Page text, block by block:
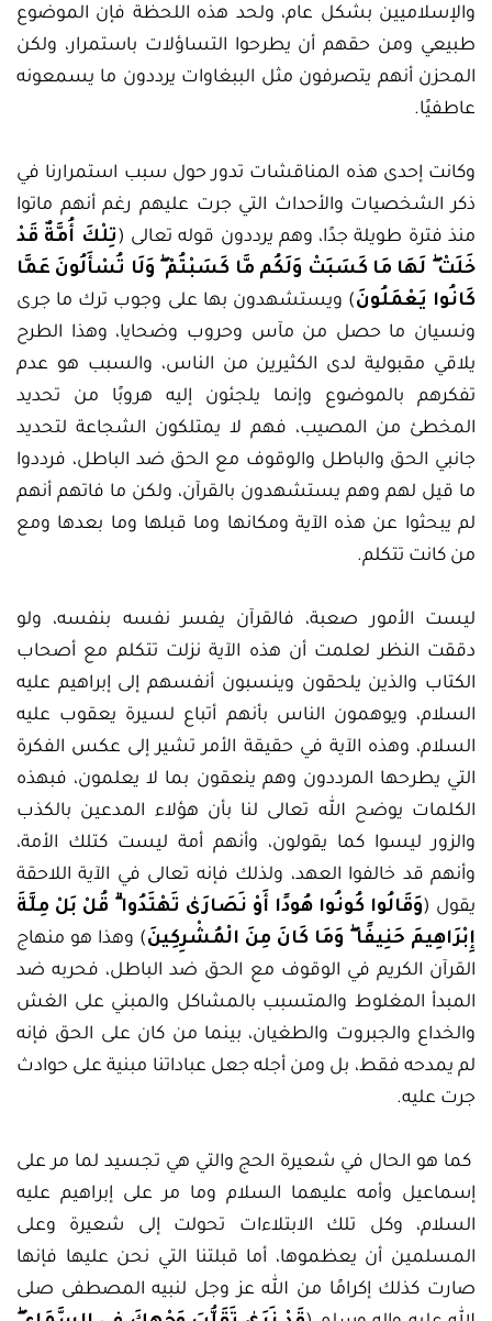
والإسلاميين بشكل عام، ولحد هذه اللحظة فإن الموضوع
طبيعي ومن حقهم أن يطرحوا التساؤلات باستمرار، ولكن
المحزن أنهم يتصرفون مثل الببغاوات يرددون ما يسمعونه
عاطفيًا.
وكانت إحدى هذه المناقشات تدور حول سبب استمرارنا في
ذكر الشخصيات والأحداث التي جرت عليهم رغم أنهم ماتوا
منذ فترة طويلة جدًا، وهم يرددون قوله تعالى ( تِلْكَ أُمَّةٌ قَدْ
خَلَتْ ۖ لَهَا مَا كَسَبَتْ وَلَكُم مَّا كَسَبْتُمْ ۖ وَلَا تُسْأَلُونَ عَمَّا
كَانُوا يَعْمَلُونَ ) ويستشهدون بها على وجوب ترك ما جرى
ونسيان ما حصل من مآس وحروب وضحايا، وهذا الطرح
يلاقي مقبولية لدى الكثيرين من الناس، والسبب هو عدم
تفكرهم بالموضوع وإنما يلجئون إليه هروبًا من تحديد
المخطئ من المصيب، فهم لا يمتلكون الشجاعة لتحديد
جانبي الحق والباطل والوقوف مع الحق ضد الباطل، فرددوا
ما قيل لهم وهم يستشهدون بالقرآن، ولكن ما فاتهم أنهم
لم يبحثوا عن هذه الآية ومكانها وما قبلها وما بعدها ومع
من كانت تتكلم.
ليست الأمور صعبة، فالقرآن يفسر نفسه بنفسه، ولو
دققت النظر لعلمت أن هذه الآية نزلت تتكلم مع أصحاب
الكتاب والذين يلحقون وينسبون أنفسهم إلى إبراهيم عليه
السلام، ويوهمون الناس بأنهم أتباع لسيرة يعقوب عليه
السلام، وهذه الآية في حقيقة الأمر تشير إلى عكس الفكرة
التي يطرحها المرددون وهم ينعقون بما لا يعلمون، فبهذه
الكلمات يوضح الله تعالى لنا بأن هؤلاء المدعين بالكذب
والزور ليسوا كما يقولون، وأنهم أمة ليست كتلك الأمة،
وأنهم قد خالفوا العهد، ولذلك فإنه تعالى في الآية اللاحقة
يقول (وَقَالُوا كُونُوا هُودًا أَوْ نَصَارَىٰ تَهْتَدُوا ۗ قُلْ بَلْ مِلَّةَ
إِبْرَاهِيمَ حَنِيفًا ۖ وَمَا كَانَ مِنَ الْمُشْرِكِينَ ) وهذا هو منهاج
القرآن الكريم في الوقوف مع الحق ضد الباطل، فحربه ضد
المبدأ المغلوط والمتسبب بالمشاكل والمبني على الغش
والخداع والجبروت والطغيان، بينما من كان على الحق فإنه
لم يمدحه فقط، بل ومن أجله جعل عباداتنا مبنية على حوادث
جرت عليه.
كما هو الحال في شعيرة الحج والتي هي تجسيد لما مر على
إسماعيل وأمه عليهما السلام وما مر على إبراهيم عليه
السلام، وكل تلك الابتلاءات تحولت إلى شعيرة وعلى
المسلمين أن يعظموها، أما قبلتنا التي نحن عليها فإنها
صارت كذلك إكرامًا من الله عز وجل لنبيه المصطفى صلى